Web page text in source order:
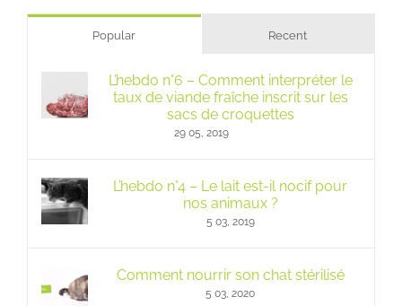
Popular Recent
L’hebdo n°6 – Comment interpréter le
taux de viande fraîche inscrit sur les
sacs de croquettes
29 05, 2019
L’hebdo n°4 – Le lait est-il nocif pour
nos animaux ?
5 03, 2019
Comment nourrir son chat stérilisé
5 03, 2020